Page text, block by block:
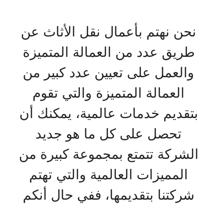
نحن نهتم بأعمال نقل الأثاث عن
طريق عدد من العمالة المتميزة
والعمل على تعيين عدد كبير من
العمالة المتميزة والتي تقوم
بتقديم خدمات عالمية، يمكنك أن
تحصل على كل ما هو جديد
الشركة تتمتع بمجموعة كبيرة من
المميزات العالمية والتي تهتم
شركتنا بتقديمها، ففي حال أنكم